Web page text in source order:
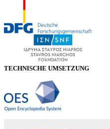
TECHNISCHE UMSETZUNG